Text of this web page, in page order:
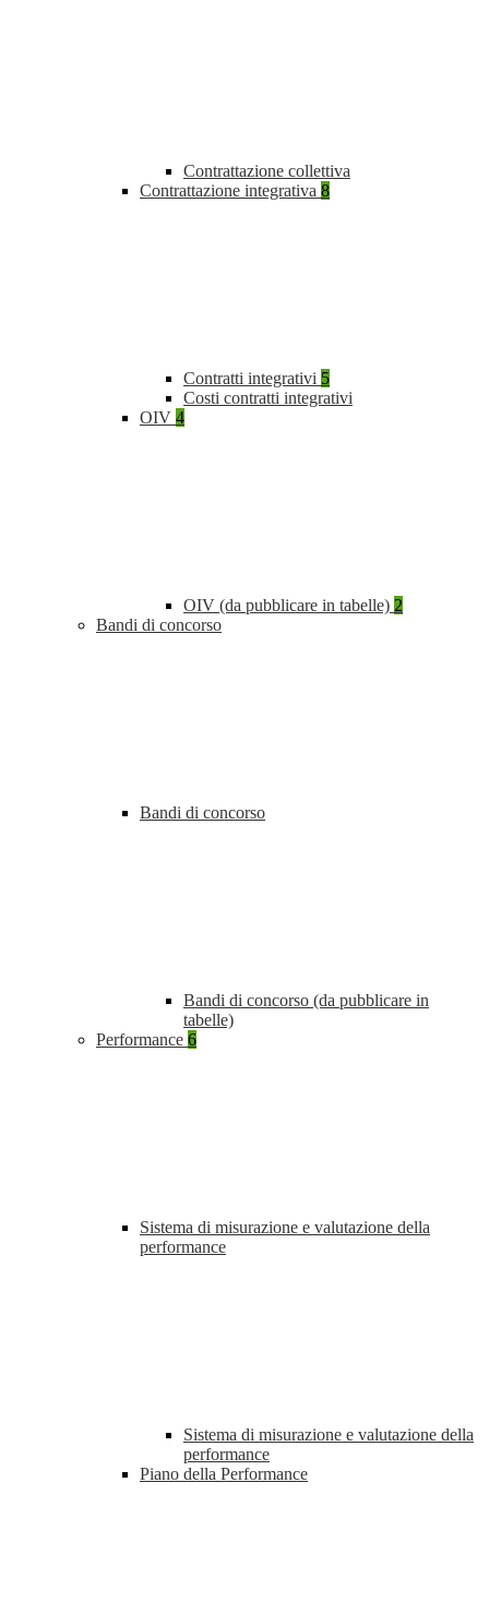
Contrattazione collettiva
Contrattazione integrativa 8
Contratti integrativi 5
Costi contratti integrativi
OIV 4
OIV (da pubblicare in tabelle) 2
Bandi di concorso
Bandi di concorso
Bandi di concorso (da pubblicare in
tabelle)
Performance 6
Sistema di misurazione e valutazione della
performance
Sistema di misurazione e valutazione della
performance
Piano della Performance